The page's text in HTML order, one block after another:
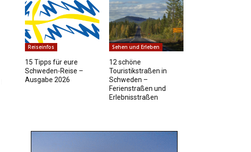
Reiseinfos
15 Tipps für eure
Schweden-Reise –
Ausgabe 2026
Sehen und Erleben
12 schöne
Touristikstraßen in
Schweden –
Ferienstraßen und
Erlebnisstraßen